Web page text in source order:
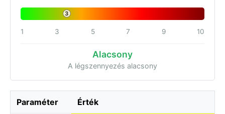
3
1 3 5 7 9 10
Alacsony
A légszennyezés alacsony
Paraméter Érték